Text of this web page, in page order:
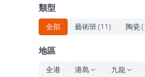
類型
全部 藝術班(11) 陶瓷(
地區
全港 港島 九龍